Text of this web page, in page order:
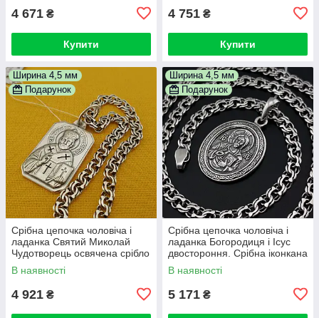
4 671 ₴
Купити
4 751 ₴
Купити
Ширина 4,5 мм
Подарунок
Срібна цепочка чоловіча і
ладанка Святий Миколай
Чудотворець освячена срібло
925. Довжина 55 см
В наявності
4 921 ₴
Ширина 4,5 мм
Подарунок
Срібна цепочка чоловіча і
ладанка Богородиця і Ісус
двостороння. Срібна іконкана
ланцюжку 925
В наявності
5 171 ₴